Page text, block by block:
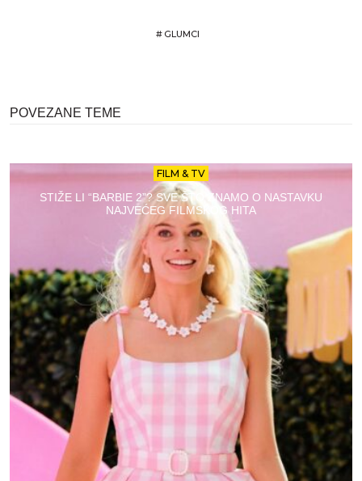
# GLUMCI
POVEZANE TEME
FILM & TV
STIŽE LI “BARBIE 2”? SVE ŠTO ZNAMO O NASTAVKU
NAJVEĆEG FILMSKOG HITA